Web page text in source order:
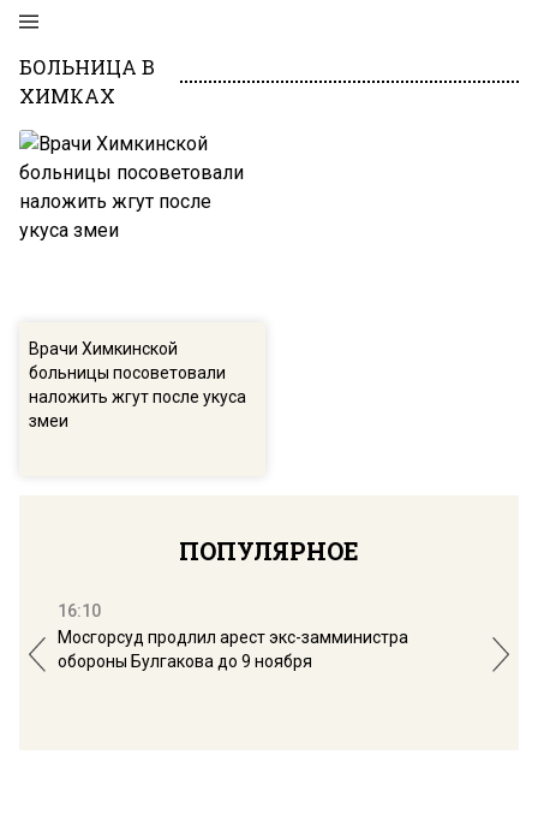
БОЛЬНИЦА В
ХИМКАХ
Врачи Химкинской
больницы посоветовали
наложить жгут после укуса
змеи
ПОПУЛЯРНОЕ
16:10
Мосгорсуд продлил арест экс-замминистра
обороны Булгакова до 9 ноября